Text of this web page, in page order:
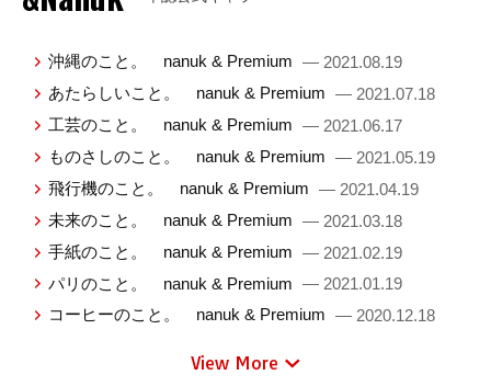
沖縄のこと。 nanuk & Premium — 2021.08.19
あたらしいこと。 nanuk & Premium — 2021.07.18
工芸のこと。 nanuk & Premium — 2021.06.17
ものさしのこと。 nanuk & Premium — 2021.05.19
飛行機のこと。 nanuk & Premium — 2021.04.19
未来のこと。 nanuk & Premium — 2021.03.18
手紙のこと。 nanuk & Premium — 2021.02.19
パリのこと。 nanuk & Premium — 2021.01.19
コーヒーのこと。 nanuk & Premium — 2020.12.18
View More